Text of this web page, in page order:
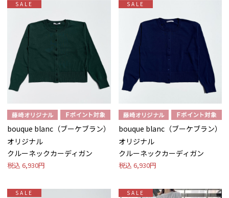
SALE
bouque blanc（ブーケブラン）
オリジナル
クルーネックカーディガン
税込 6,930円
SALE
bouque blanc（ブーケブラン）
オリジナル
クルーネックカーディガン
税込 6,930円
SALE SALE